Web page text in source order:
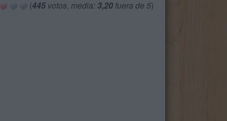
(445votos, media: 3,20 fuera de 5)